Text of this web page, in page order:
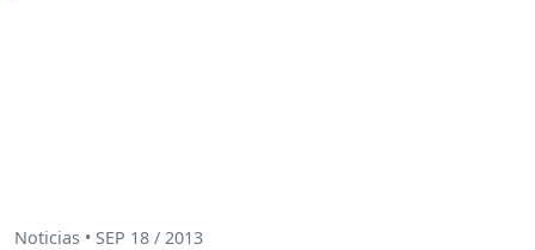
Noticias • SEP 18 / 2013